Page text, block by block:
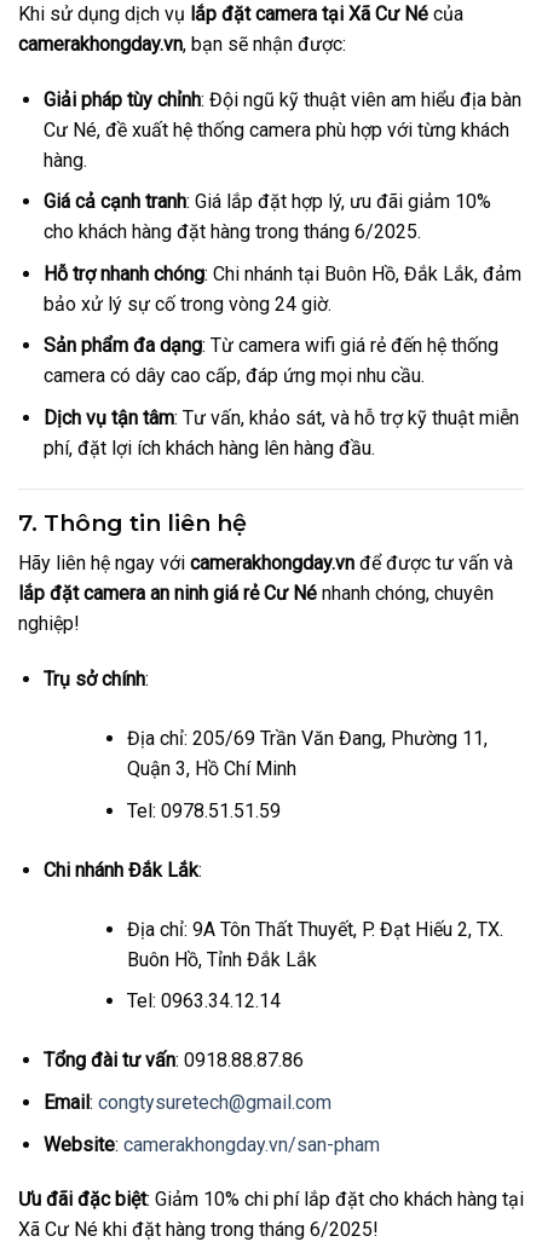
Khi sử dụng dịch vụ lắp đặt camera tại Xã Cư Né của
camerakhongday.vn, bạn sẽ nhận được:
Giải pháp tùy chỉnh: Đội ngũ kỹ thuật viên am hiểu địa bàn
Cư Né, đề xuất hệ thống camera phù hợp với từng khách
hàng.
Giá cả cạnh tranh: Giá lắp đặt hợp lý, ưu đãi giảm 10%
cho khách hàng đặt hàng trong tháng 6/2025.
Hỗ trợ nhanh chóng: Chi nhánh tại Buôn Hồ, Đắk Lắk, đảm
bảo xử lý sự cố trong vòng 24 giờ.
Sản phẩm đa dạng: Từ camera wifi giá rẻ đến hệ thống
camera có dây cao cấp, đáp ứng mọi nhu cầu.
Dịch vụ tận tâm: Tư vấn, khảo sát, và hỗ trợ kỹ thuật miễn
phí, đặt lợi ích khách hàng lên hàng đầu.
7. Thông tin liên hệ
Hãy liên hệ ngay với camerakhongday.vn để được tư vấn và
lắp đặt camera an ninh giá rẻ Cư Né nhanh chóng, chuyên
nghiệp!
Trụ sở chính:
Địa chỉ: 205/69 Trần Văn Đang, Phường 11,
Quận 3, Hồ Chí Minh
Tel: 0978.51.51.59
Chi nhánh Đắk Lắk:
Địa chỉ: 9A Tôn Thất Thuyết, P. Đạt Hiếu 2, TX.
Buôn Hồ, Tỉnh Đắk Lắk
Tel: 0963.34.12.14
Tổng đài tư vấn: 0918.88.87.86
Email: congtysuretech@gmail.com
Website: camerakhongday.vn/san-pham
Ưu đãi đặc biệt: Giảm 10% chi phí lắp đặt cho khách hàng tại
Xã Cư Né khi đặt hàng trong tháng 6/2025!